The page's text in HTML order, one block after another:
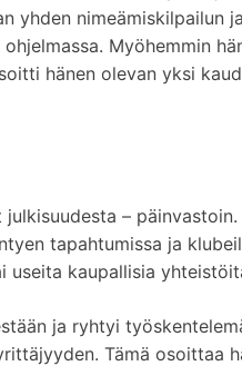
yhden nimeämiskilpailun
Myöhemmin
hänen olevan yksi
–
tapahtumissa ja
kaupallisia
ja ryhtyi
Tämä osoittaa